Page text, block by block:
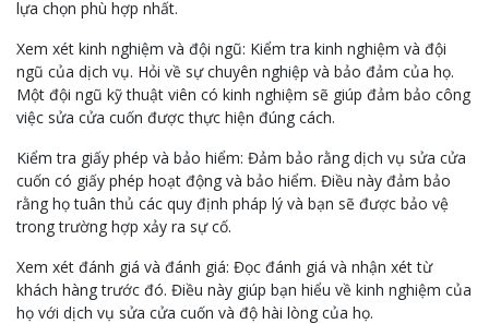
lựa chọn phù hợp nhất.
Xem xét kinh nghiệm và đội ngũ: Kiểm tra kinh nghiệm và đội
ngũ của dịch vụ. Hỏi về sự chuyên nghiệp và bảo đảm của họ.
Một đội ngũ kỹ thuật viên có kinh nghiệm sẽ giúp đảm bảo công
việc sửa cửa cuốn được thực hiện đúng cách.
Kiểm tra giấy phép và bảo hiểm: Đảm bảo rằng dịch vụ sửa cửa
cuốn có giấy phép hoạt động và bảo hiểm. Điều này đảm bảo
rằng họ tuân thủ các quy định pháp lý và bạn sẽ được bảo vệ
trong trường hợp xảy ra sự cố.
Xem xét đánh giá và đánh giá: Đọc đánh giá và nhận xét từ
khách hàng trước đó. Điều này giúp bạn hiểu về kinh nghiệm của
họ với dịch vụ sửa cửa cuốn và độ hài lòng của họ.